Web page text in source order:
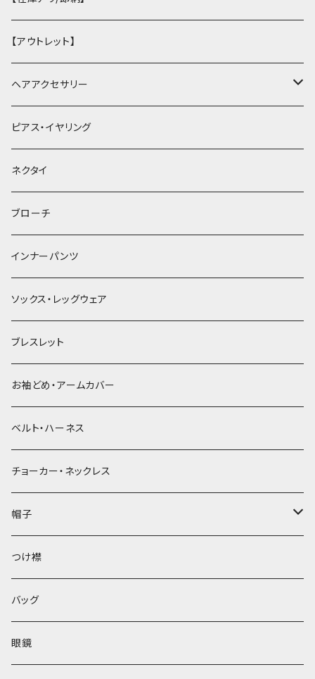
【アウトレット】
ヘアアクセサリー
ヘアクリップ
ヘッドドレス・カチューシャ
ヘアゴム
簪
ピアス・イヤリング
ネクタイ
ブローチ
インナーパンツ
ソックス・レッグウェア
ブレスレット
お袖どめ・アームカバー
ベルト・ハーネス
チョーカー・ネックレス
帽子
ベレー帽
つけ襟
バッグ
眼鏡